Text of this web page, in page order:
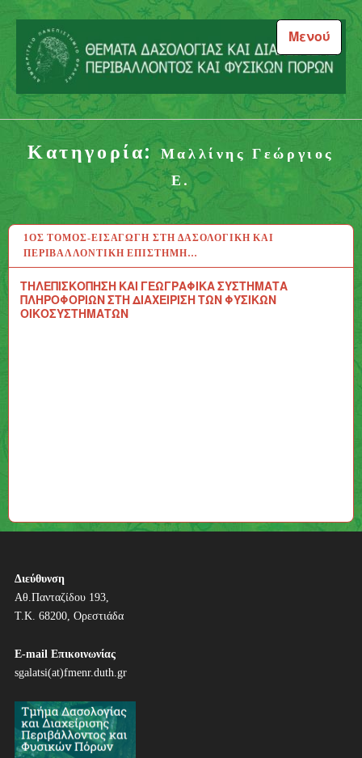
Μεταπηδήστε
περιεχόμενο
Θέματα Δασολογίας και
Διαχείρισης Περιβάλλοντος
και Φυσικών Πόρων
Μενού
Κατηγορία:Μαλλίνης Γεώργιος
Ε.
1ΟΣ ΤΌΜΟΣ-ΕΙΣΑΓΩΓΉ ΣΤΗ ΔΑΣΟΛΟΓΙΚΉ ΚΑΙ
ΠΕΡΙΒΑΛΛΟΝΤΙΚΉ ΕΠΙΣΤΉΜΗ…
ΤΗΛΕΠΙΣΚΟΠΗΣΗ ΚΑΙ ΓΕΩΓΡΑΦΙΚΑ ΣΥΣΤΗΜΑΤΑ
ΠΛΗΡΟΦΟΡΙΩΝ ΣΤΗ ΔΙΑΧΕΙΡΙΣΗ ΤΩΝ ΦΥΣΙΚΩΝ
ΟΙΚΟΣΥΣΤΗΜΑΤΩΝ
31 ΙΟΎΛ 2020
Διεύθυνση
Αθ.Πανταζίδου 193,
Τ.Κ. 68200, Ορεστιάδα
E-mail Επικοινωνίας
sgalatsi(at)fmenr.duth.gr